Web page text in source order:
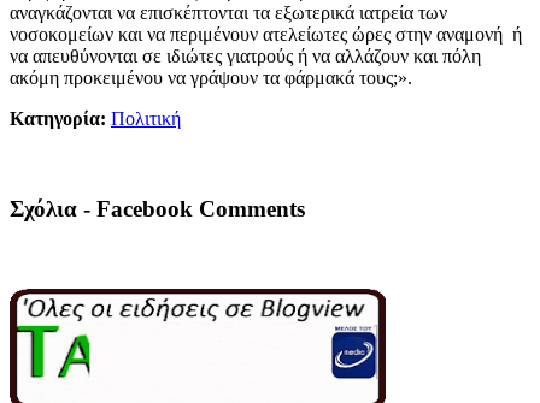
αναγκάζονται να επισκέπτονται τα εξωτερικά ιατρεία των
νοσοκομείων και να περιμένουν ατελείωτες ώρες στην αναμονή ή
να απευθύνονται σε ιδιώτες γιατρούς ή να αλλάζουν και πόλη
ακόμη προκειμένου να γράψουν τα φάρμακά τους;».
Κατηγορία: Πολιτική
Σχόλια - Facebook Comments